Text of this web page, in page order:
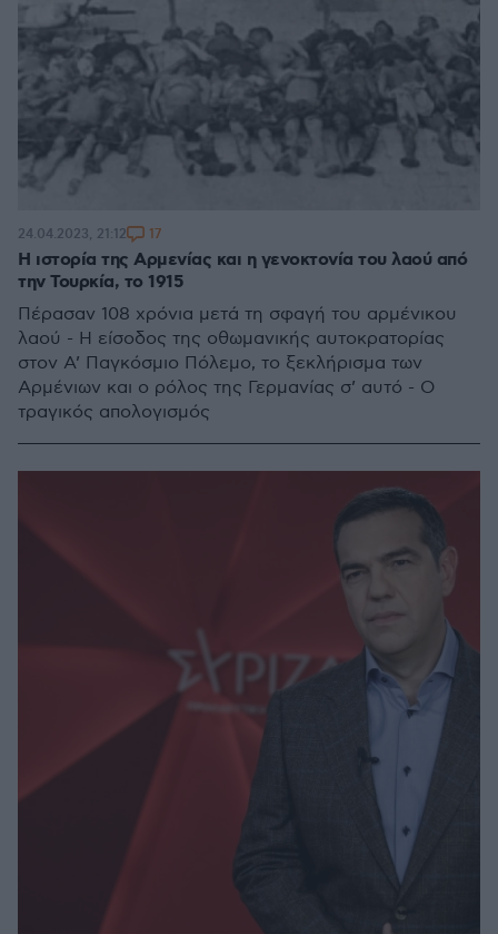
Η ιστορία της Αρμενίας και η γενοκτονία του λαού από
την Τουρκία, το 1915
Πέρασαν 108 χρόνια μετά τη σφαγή του αρμένικου
λαού - Η είσοδος της οθωμανικής αυτοκρατορίας
στον Α’ Παγκόσμιο Πόλεμο, το ξεκλήρισμα των
Αρμένιων και ο ρόλος της Γερμανίας σ’ αυτό - Ο
τραγικός απολογισμός
24.04.2023, 21:12 17